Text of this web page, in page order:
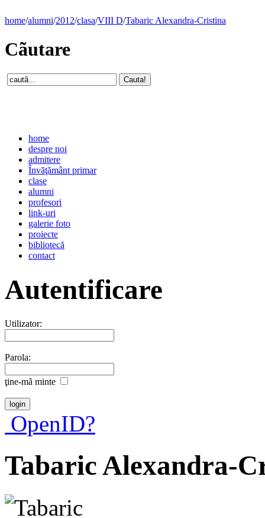
home/alumni/2012/clasa/VIII D/Tabaric Alexandra-Cristina
Cãutare
home
despre noi
admitere
Învăţământ primar
clase
alumni
profesori
link-uri
galerie foto
proiecte
bibliotecă
contact
Autentificare
Utilizator:
Parola:
ţine-mã minte
OpenID?
Tabaric Alexandra-